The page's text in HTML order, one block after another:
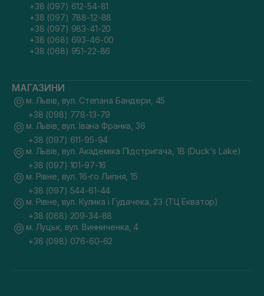
+38 (097) 612-54-81
+38 (097) 788-12-88
+38 (097) 983-41-20
+38 (068) 693-46-00
+38 (068) 951-22-86
МАГАЗИНИ
м. Львів, вул. Степана Бандери, 45
+38 (098) 778-13-79
м. Львів, вул. Івана Франка, 36
+38 (097) 611-95-94
м. Львів, вул. Академіка Підстригача, 1В (Duck's Lake)
+38 (097) 101-97-16
м. Рівне, вул. 16-го Липня, 15
+38 (097) 544-61-44
м. Рівне, вул. Кулика і Гудачека, 23 (ТЦ Екватор)
+38 (068) 209-34-88
м. Луцьк, вул. Винниченка, 4
+38 (098) 076-60-62